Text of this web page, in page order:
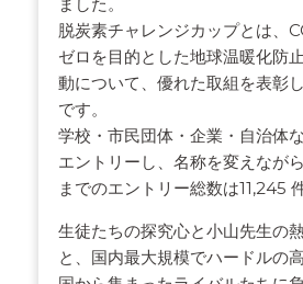
脱炭素チャレンジカップとは、
ゼロを目的とした地球温暖化防
動について、優れた取組を表彰
です。
学校・市民団体・企業・自治体
エントリーし、名称を変えなが
までのエントリー総数は11,245
生徒たちの探究心と小山先生の
と、国内最大規模でハードルの